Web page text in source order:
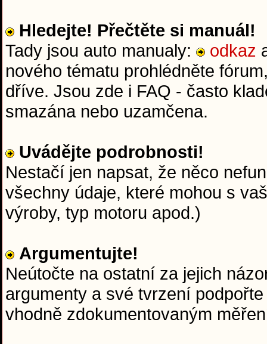
Hledejte! Přečtěte si manuál!
Tady jsou auto manualy:
odkaz
nového tématu prohlédněte
dříve. Jsou zde i FAQ - často
smazána nebo uzamčena.
Uvádějte podrobnosti!
Nestačí jen napsat, že něco
všechny údaje, které mohou s
výroby, typ motoru apod.)
Argumentujte!
Neútočte na ostatní za jejich
argumenty a své tvrzení
vhodně zdokumentovaným